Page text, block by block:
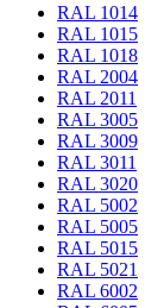
RAL 1014
RAL 1015
RAL 1018
RAL 2004
RAL 2011
RAL 3005
RAL 3009
RAL 3011
RAL 3020
RAL 5002
RAL 5005
RAL 5015
RAL 5021
RAL 6002